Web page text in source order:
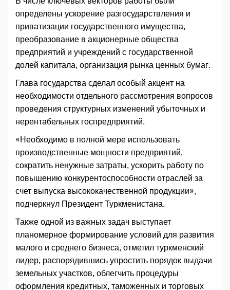
определены ускорение разгосударствления и
приватизации государственного имущества,
преобразование в акционерные общества
предприятий и учреждений с государственной
долей капитала, организация рынка ценных бумаг.
Глава государства сделал особый акцент на
необходимости отдельного рассмотрения вопросов
проведения структурных изменений убыточных и
нерентабельных госпредприятий.
«Необходимо в полной мере использовать
производственные мощности предприятий,
сократить ненужные затраты, ускорить работу по
повышению конкурентоспособности отраслей за
счет выпуска высококачественной продукции»,
подчеркнул Президент Туркменистана.
Также одной из важных задач выступает
планомерное формирование условий для развития
малого и среднего бизнеса, отметил туркменский
лидер, распорядившись упростить порядок выдачи
земельных участков, облегчить процедуры
оформления кредитных, таможенных и торговых